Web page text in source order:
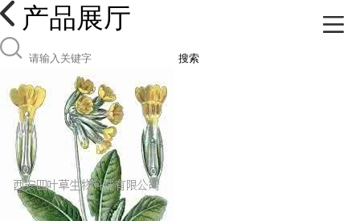
产品展厅
搜索